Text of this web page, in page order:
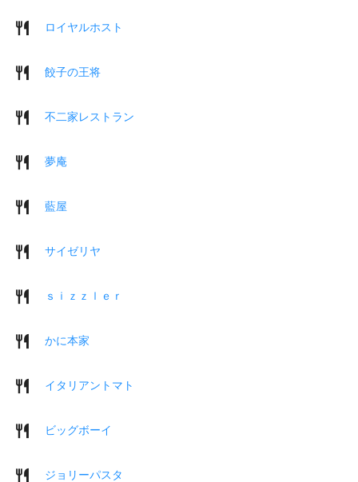
ロイヤルホスト
餃子の王将
不二家レストラン
夢庵
藍屋
サイゼリヤ
ｓｉｚｚｌｅｒ
かに本家
イタリアントマト
ビッグボーイ
ジョリーパスタ